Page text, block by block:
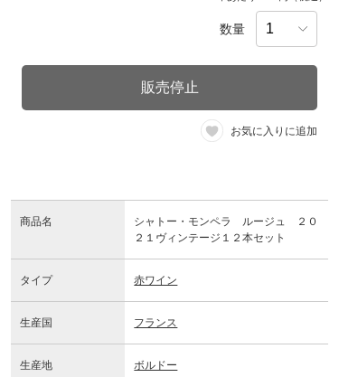
数量
販売停止
お気に入りに追加
商品名
シャトー・モンペラ ルージュ ２０
２１ヴィンテージ１２本セット
タイプ 赤ワイン
生産国 フランス
生産地 ボルドー